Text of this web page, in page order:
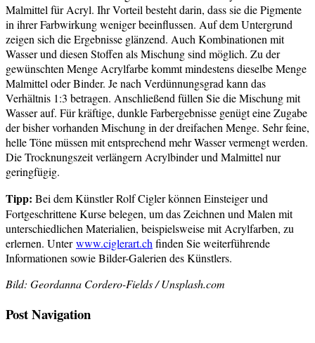
Malmittel für Acryl. Ihr Vorteil besteht darin, dass sie die Pigmente
in ihrer Farbwirkung weniger beeinflussen. Auf dem Untergrund
zeigen sich die Ergebnisse glänzend. Auch Kombinationen mit
Wasser und diesen Stoffen als Mischung sind möglich. Zu der
gewünschten Menge Acrylfarbe kommt mindestens dieselbe Menge
Malmittel oder Binder. Je nach Verdünnungsgrad kann das
Verhältnis 1:3 betragen. Anschließend füllen Sie die Mischung mit
Wasser auf. Für kräftige, dunkle Farbergebnisse genügt eine Zugabe
der bisher vorhanden Mischung in der dreifachen Menge. Sehr feine,
helle Töne müssen mit entsprechend mehr Wasser vermengt werden.
Die Trocknungszeit verlängern Acrylbinder und Malmittel nur
geringfügig.
Tipp: Bei dem Künstler Rolf Cigler können Einsteiger und
Fortgeschrittene Kurse belegen, um das Zeichnen und Malen mit
unterschiedlichen Materialien, beispielsweise mit Acrylfarben, zu
erlernen. Unterwww.ciglerart.chfinden Sie weiterführende
Informationen sowie Bilder-Galerien des Künstlers.
Bild: Geordanna Cordero-Fields / Unsplash.com
Post Navigation